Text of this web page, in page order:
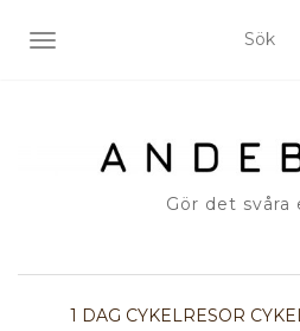
SLÅ PÅ/AV NAVIGERING
Gör det svåra
1 DAG CYKELRESOR